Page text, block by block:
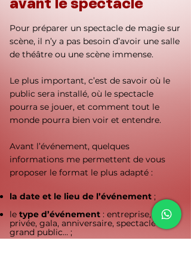
Pour préparer un spectacle de magie sur
scène, il n’y a pas besoin d’avoir une salle
de théâtre ou une scène immense.
Le plus important, c’est de savoir où le
public sera installé, où le spectacle
pourra se jouer, et comment tout le
monde pourra bien voir et entendre.
Avant l’événement, quelques
informations me permettent de vous
proposer le format le plus adapté :
la date et le lieu de l’événement ;
le type d’événement : entreprise, soirée
privée, gala, anniversaire, spectacle
grand public… ;